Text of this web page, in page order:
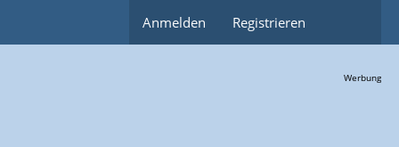
Anmelden Registrieren
Werbung